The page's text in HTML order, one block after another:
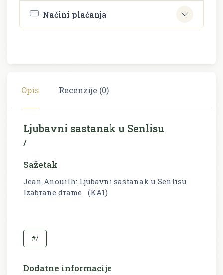
Načini plaćanja
Opis Recenzije (0)
Ljubavni sastanak u Senlisu
/
Sažetak
Jean Anouilh: Ljubavni sastanak u Senlisu
Izabrane drame (KA1)
#/
Dodatne informacije